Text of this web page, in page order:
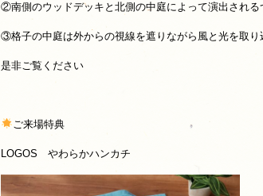
②南側のウッドデッキと北側の中庭によって演出される
③格子の中庭は外からの視線を遮りながら風と光を取
是非ご覧ください
ご来場特典
LOGOS やわらかハンカチ